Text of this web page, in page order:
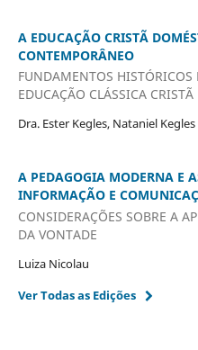
A EDUCAÇÃO CRISTÃ
CONTEMPORÂNEO
FUNDAMENTOS HISTÓRICOS
EDUCAÇÃO CLÁSSICA CRISTÃ
Dra. Ester Kegles, Nataniel Kegles
A PEDAGOGIA MODERNA E
INFORMAÇÃO E
CONSIDERAÇÕES SOBRE A
DA VONTADE
Luiza Nicolau
Ver Todas as Edições